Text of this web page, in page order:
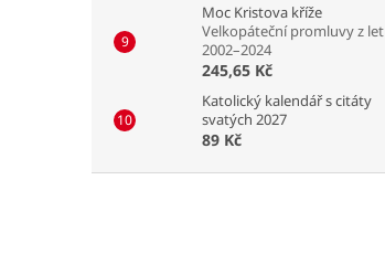
Moc Kristova kříže
Velkopáteční promluvy z let
2002–2024
245,65 Kč
Katolický kalendář s citáty
svatých 2027
89 Kč